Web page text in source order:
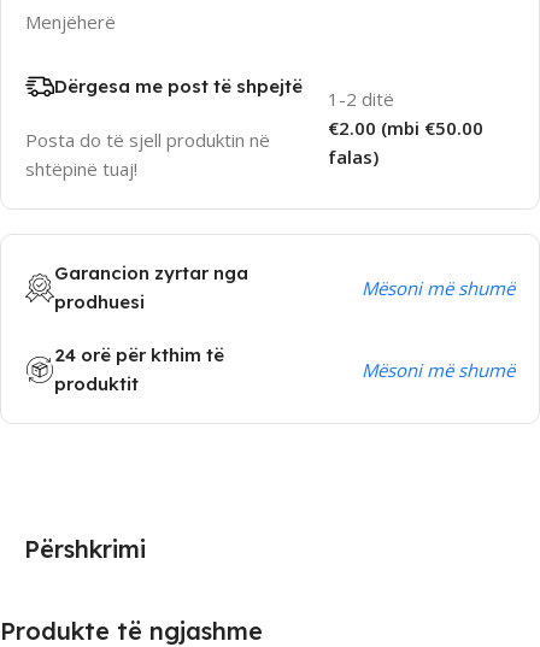
Menjëherë
Dërgesa me post të shpejtë
Posta do të sjell produktin në
shtëpinë tuaj!
1-2 ditë
€2.00 (mbi €50.00
falas)
Garancion zyrtar nga
prodhuesi
Mësoni më shumë
24 orë për kthim të
produktit
Mësoni më shumë
Përshkrimi
Produkte të ngjashme